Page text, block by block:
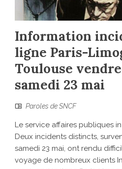
Information
ligne Paris-
Toulouse
samedi 23 mai
Paroles de SNCF
Le service affaires publiques
Deux incidents distincts,
samedi 23 mai, ont rendu
voyage de nombreux clients